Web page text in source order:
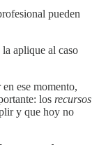
pueden
aplique al caso
ese momento,
los recursos
y que hoy no